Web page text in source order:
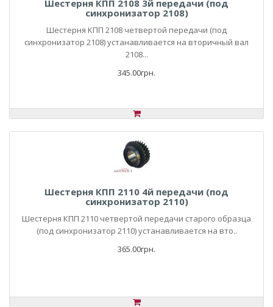
Шестерня КПП 2108 3й передачи (под
синхронизатор 2108)
Шестерня КПП 2108 четвертой передачи (под
синхронизатор 2108) устанавливается на вторичный вал
2108...
345.00грн.
Шестерня КПП 2110 4й передачи (под
синхронизатор 2110)
Шестерня КПП 2110 четвертой передачи старого образца
(под синхронизатор 2110) устанавливается на вто..
365.00грн.